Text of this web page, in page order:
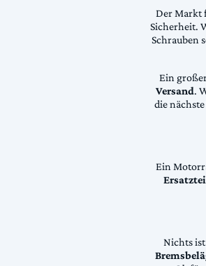
Der Markt
Sicherheit.
Schrauben
Ein
Versand.
die
Ein
Nichts